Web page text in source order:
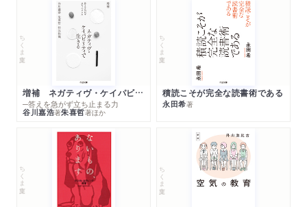
ちくま文庫
増補 ネガティヴ・ケイパビリティで生きる
─答えを急がず立ち止まる力
谷川嘉浩著朱喜哲著ほか
ちくま文庫
積読こそが完全な読書術である
永田希著
ちくま文庫 ちくま文庫